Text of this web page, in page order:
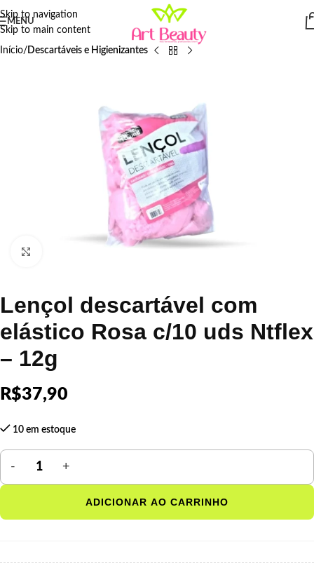
Skip to navigation
Skip to main content
MENU
Início Descartáveis e Higienizantes
Lençol descartável com
elástico Rosa c/10 uds Ntflex
– 12g
R$37,90
10 em estoque
ADICIONAR AO CARRINHO